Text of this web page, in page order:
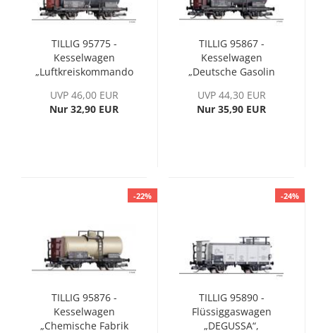
TILLIG 95775 -
Kesselwagen
„Luftkreiskommando
DRG, Ep. II
UVP 46,00 EUR
Nur 32,90 EUR
TILLIG 95867 -
Kesselwagen
„Deutsche Gasolin
der DRG
UVP 44,30 EUR
Nur 35,90 EUR
-22%
TILLIG 95876 -
Kesselwagen
„Chemische Fabrik
-24%
TILLIG 95890 -
Flüssiggaswagen
„DEGUSSA“,